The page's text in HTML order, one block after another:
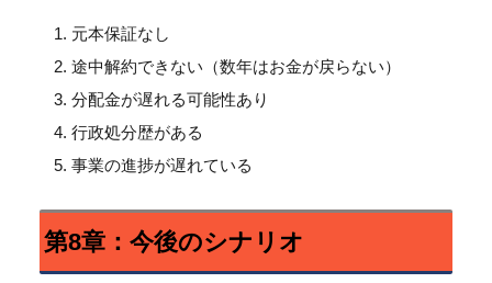
元本保証なし
途中解約できない（数年はお金が戻らない）
分配金が遅れる可能性あり
行政処分歴がある
事業の進捗が遅れている
第8章：今後のシナリオ